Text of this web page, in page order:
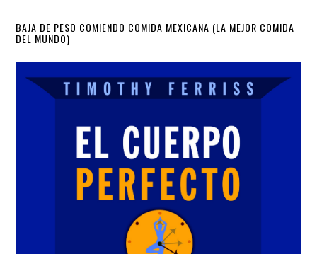
Primary
Sidebar
BAJA DE PESO COMIENDO COMIDA MEXICANA (LA MEJOR COMIDA
DEL MUNDO)